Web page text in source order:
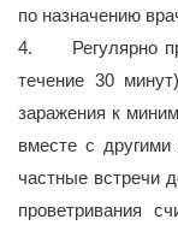
по назначению
4. Регулярно
течение 30
заражения к
вместе с
частные встречи
проветривания